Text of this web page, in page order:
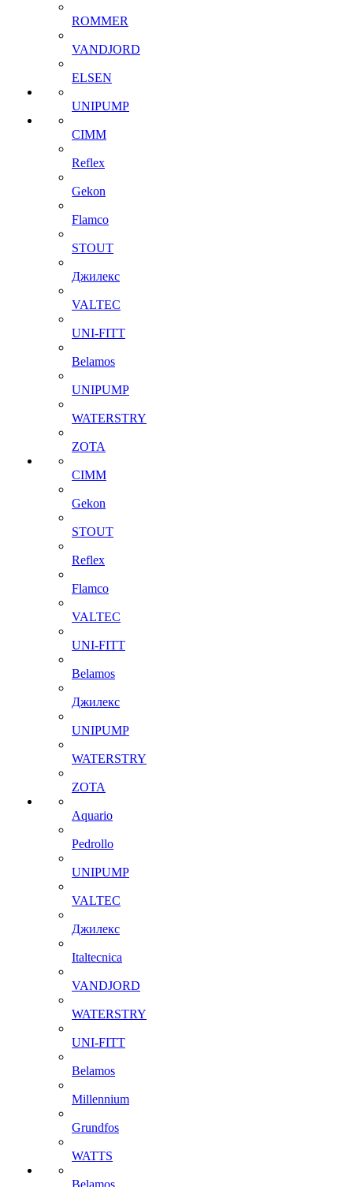
ROMMER
VANDJORD
ELSEN
UNIPUMP
CIMM
Reflex
Gekon
Flamco
STOUT
Джилекс
VALTEC
UNI-FITT
Belamos
UNIPUMP
WATERSTRY
ZOTA
CIMM
Gekon
STOUT
Reflex
Flamco
VALTEC
UNI-FITT
Belamos
Джилекс
UNIPUMP
WATERSTRY
ZOTA
Aquario
Pedrollo
UNIPUMP
VALTEC
Джилекс
Italtecnica
VANDJORD
WATERSTRY
UNI-FITT
Belamos
Millennium
Grundfos
WATTS
Belamos